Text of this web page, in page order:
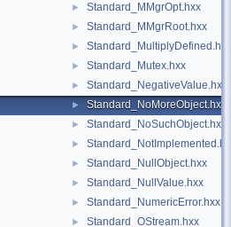
► Standard_MMgrOpt.hxx
► Standard_MMgrRoot.hxx
► Standard_MultiplyDefined.hxx
► Standard_Mutex.hxx
► Standard_NegativeValue.hxx
► Standard_NoMoreObject.hxx
► Standard_NoSuchObject.hxx
► Standard_NotImplemented.hxx
► Standard_NullObject.hxx
► Standard_NullValue.hxx
► Standard_NumericError.hxx
► Standard_OStream.hxx